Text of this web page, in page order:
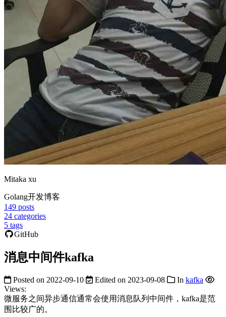
Mitaka xu
Golang开发博客
149 posts
24 categories
5 tags
GitHub
消息中间件kafka
Posted on 2022-09-10 Edited on 2023-09-08 In kafka
Views:
微服务之间异步通信通常会使用消息队列中间件，kafka是范
围比较广的。